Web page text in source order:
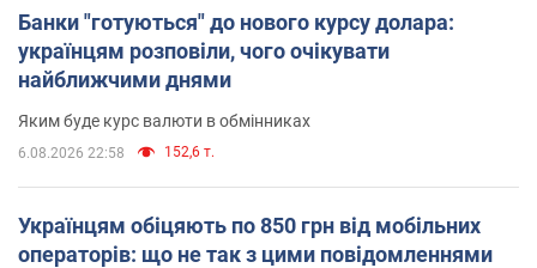
Банки "готуються" до нового курсу долара:
українцям розповіли, чого очікувати
найближчими днями
Яким буде курс валюти в обмінниках
6.08.2026 22:58 152,6 т.
Українцям обіцяють по 850 грн від мобільних
операторів: що не так з цими повідомленнями